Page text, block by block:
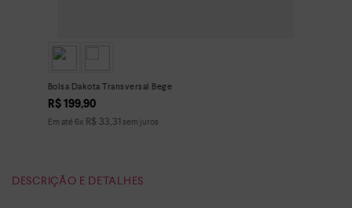
Bolsa Dakota Transversal Bege
R$ 199,90
Em até 6x R$ 33,31 sem juros
DESCRIÇÃO E DETALHES